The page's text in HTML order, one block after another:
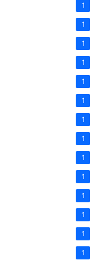
1
1
1
1
1
1
1
1
1
1
1
1
1
1